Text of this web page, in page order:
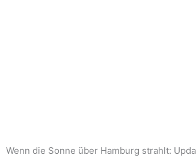
Wenn die Sonne über Hamburg strahlt: